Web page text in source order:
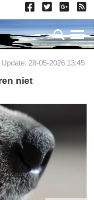
Update: 28-05-2026 13:45